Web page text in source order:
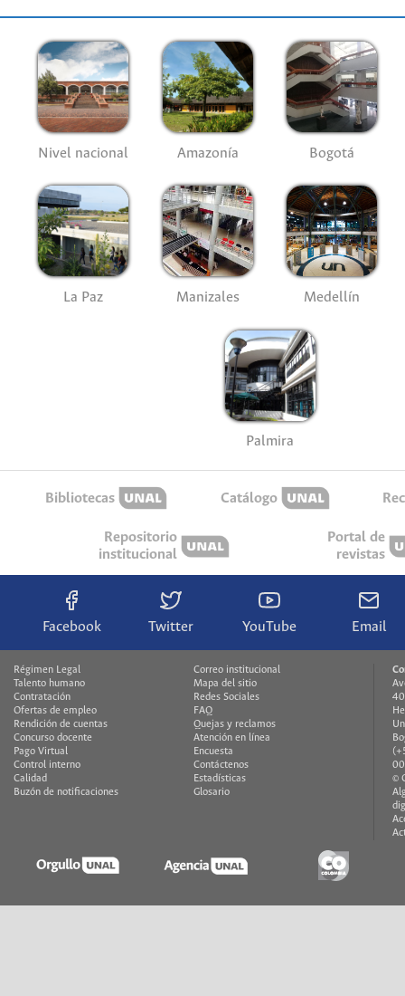
Nivel nacional Amazonía Bogotá
La Paz Manizales Medellín
Palmira
Bibliotecas Catálogo
Repositorio
institucional
Portal de
revistas
Facebook Twitter YouTube Email
Régimen Legal
Talento humano
Contratación
Ofertas de empleo
Rendición de cuentas
Concurso docente
Pago Virtual
Control interno
Calidad
Buzón de notificaciones
Correo institucional
Mapa del sitio
Redes Sociales
FAQ
Quejas y reclamos
Atención en línea
Encuesta
Contáctenos
Estadísticas
Glosario
©